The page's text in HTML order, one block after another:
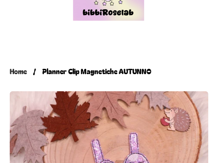
Home / Planner Clip Magnetiche AUTUNNO